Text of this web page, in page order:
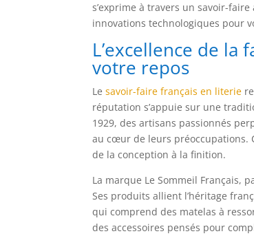
s’exprime à travers un savoir-
innovations technologiques pour
L’excellence de la
votre repos
Lesavoir-faire français en literie
réputation s’appuie sur une
1929, des artisans passionnés
au cœur de leurs préoccupations.
de la conception à la finition.
La marque Le Sommeil Français,
Ses produits allient l’héritage
qui comprend des matelas à
des accessoires pensés pour